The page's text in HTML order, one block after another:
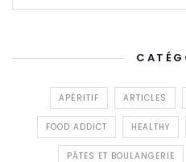
APÉRITIF ARTICLES
FOOD ADDICT HEALTHY
PÂTES ET BOULANGERIE